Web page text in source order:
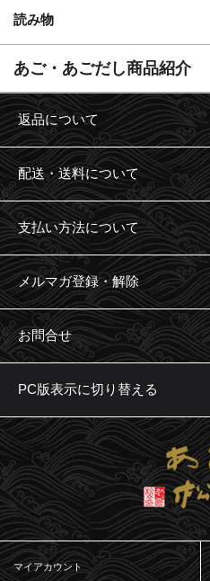
読み物
あご・あごだし商品紹介
返品について
配送・送料について
支払い方法について
メルマガ登録・解除
お問合せ
PC版表示に切り替える
マイアカウント